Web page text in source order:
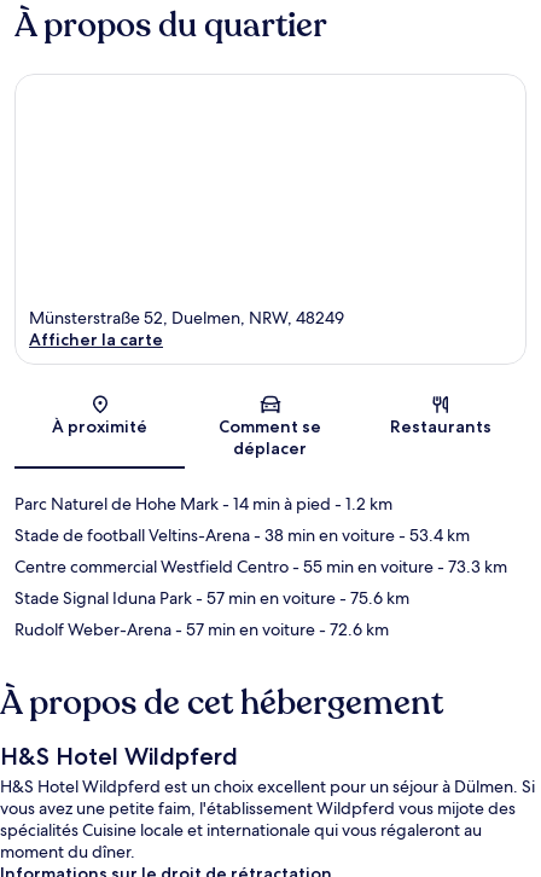
À propos du quartier
Carte
Münsterstraße 52, Duelmen, NRW, 48249
Afficher la carte
À proximité
Comment se
déplacer
Restaurants
Parc Naturel de Hohe Mark- 14 min à pied - 1.2 km
Stade de football Veltins-Arena- 38 min en voiture- 53.4 km
Centre commercial Westfield Centro- 55 min en voiture- 73.3 km
Stade Signal Iduna Park- 57 min en voiture- 75.6 km
Rudolf Weber-Arena- 57 min en voiture- 72.6 km
À propos de cet hébergement
H&S Hotel Wildpferd
H&S Hotel Wildpferd est un choix excellent pour un séjour à Dülmen. Si
vous avez une petite faim, l'établissement Wildpferd vous mijote des
spécialités Cuisine locale et internationale qui vous régaleront au
moment du dîner.